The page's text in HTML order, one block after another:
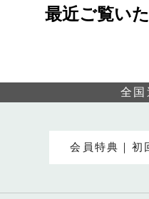
最近ご覧い
全国
会員特典｜初